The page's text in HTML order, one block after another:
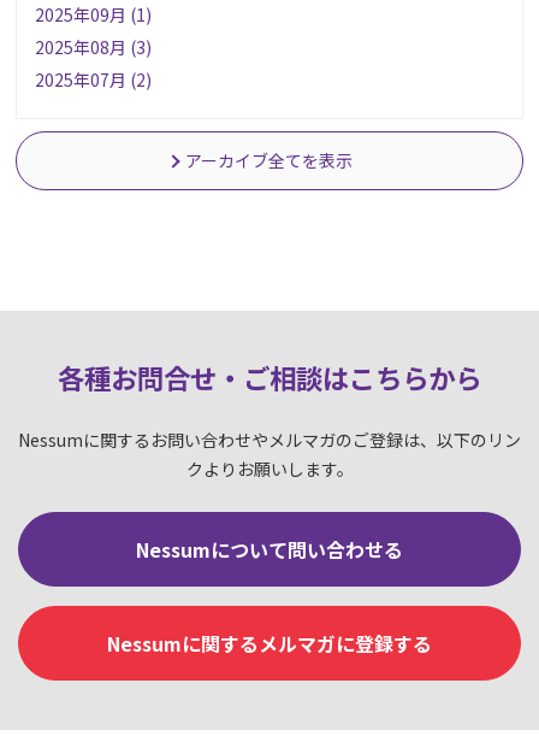
2025年09月 (1)
2025年08月 (3)
2025年07月 (2)
アーカイブ全てを表示
各種お問合せ・ご相談はこちらから
Nessumに関するお問い合わせやメルマガのご登録は、以下のリン
クよりお願いします。
Nessumについて問い合わせる
Nessumに関するメルマガに登録する